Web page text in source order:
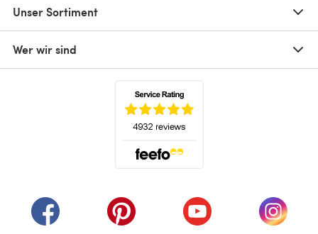
Unser Sortiment
Wer wir sind
(öffnet sich in einem neuen Tab)
(öffnet sich in einem neuen Tab)
(öffnet sich in einem
(öffnet